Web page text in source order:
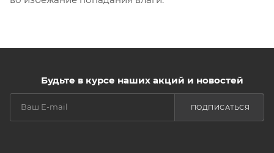
Будьте в курсе наших акций и новостей
ПОДПИСАТЬСЯ